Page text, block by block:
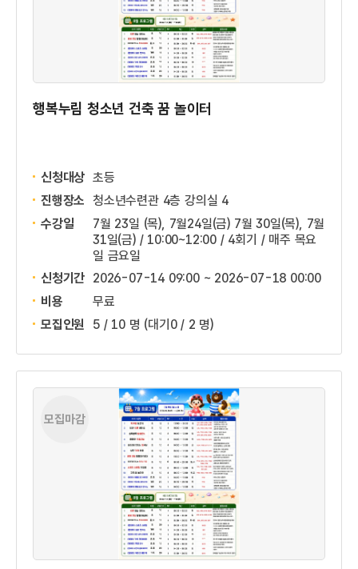
행복누림 청소년 건축 꿈 놀이터
신청대상 초등
진행장소 청소년수련관 4층 강의실 4
수강일
7월 23일 (목), 7월24일(금) 7월 30일(목), 7월
31일(금) / 10:00~12:00 / 4회기 / 매주 목요
일 금요일
신청기간 2026-07-14 09:00 ~ 2026-07-18 00:00
비용
무료
모집인원
5 / 10 명 (대기0 / 2 명)
모집마감